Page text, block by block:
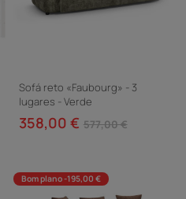
Sofá reto «Faubourg» - 3
lugares - Verde
358,00 € 577,00 €
Bom plano -195,00 €